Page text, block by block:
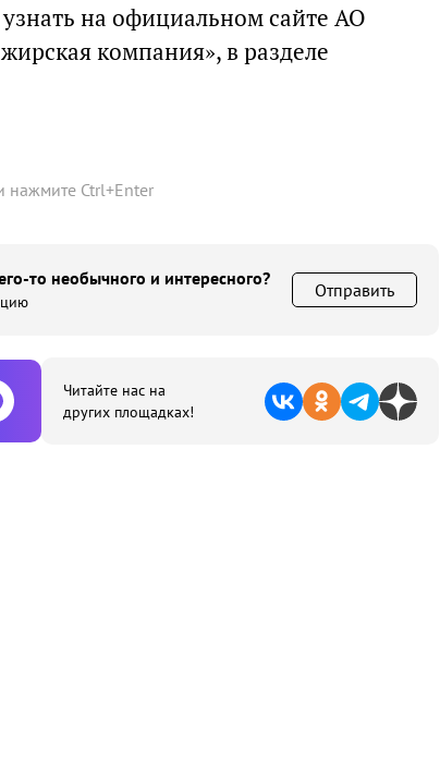
на официальном сайте АО
компания», в разделе
нажмите Ctrl+Enter
то необычного и интересного?
Отправить
Читайте нас на
других площадках!